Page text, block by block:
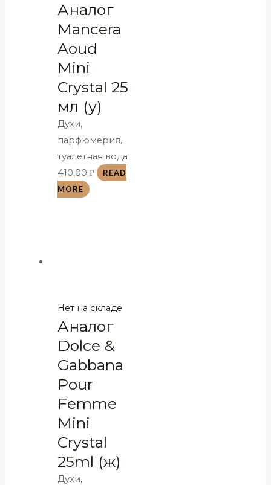
Аналог
Mancera
Aoud
Mini
Crystal 25
мл (у)
Духи,
парфюмерия,
туалетная вода
410,00Р
READ
MORE
Нет на складе
Аналог
Dolce &
Gabbana
Pour
Femme
Mini
Crystal
25ml (ж)
Духи,